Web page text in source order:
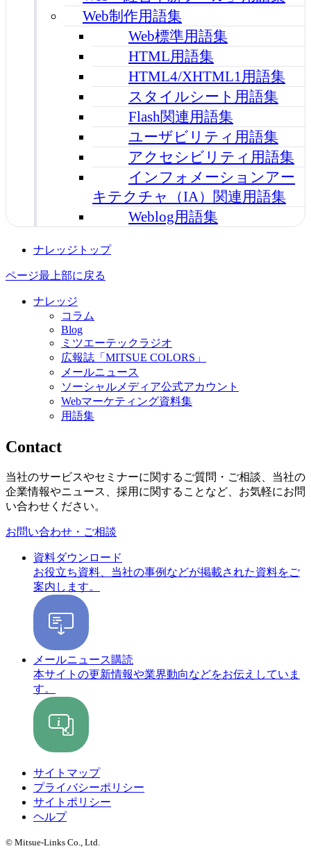
Web制作用語集
Web標準用語集
HTML用語集
HTML4/XHTML1用語集
スタイルシート用語集
Flash関連用語集
ユーザビリティ用語集
アクセシビリティ用語集
インフォメーションアー
キテクチャ（IA）関連用語集
Weblog用語集
ナレッジトップ
ページ最上部に戻る
ナレッジ
コラム
Blog
ミツエーテックラジオ
広報誌「MITSUE COLORS」
メールニュース
ソーシャルメディア公式アカウント
Webマーケティング資料集
用語集
Contact
当社のサービスやセミナーに関するご質問・ご相談、当社の
企業情報やニュース、採用に関することなど、お気軽にお問
い合わせください。
お問い合わせ・ご相談
資料ダウンロード
お役立ち資料、当社の事例などが掲載された資料をご
案内します。
メールニュース購読
本サイトの更新情報や業界動向などをお伝えしていま
す。
サイトマップ
プライバシーポリシー
サイトポリシー
ヘルプ
© Mitsue-Links Co., Ltd.